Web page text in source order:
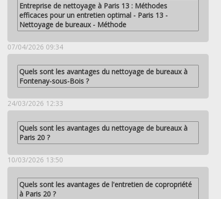
Entreprise de nettoyage à Paris 13 : Méthodes
efficaces pour un entretien optimal - Paris 13 -
Nettoyage de bureaux - Méthode
07/04/2026 09:34
Quels sont les avantages du nettoyage de bureaux à
Fontenay-sous-Bois ?
24/03/2026 12:33
Quels sont les avantages du nettoyage de bureaux à
Paris 20 ?
10/03/2026 13:50
Quels sont les avantages de l'entretien de copropriété
à Paris 20 ?